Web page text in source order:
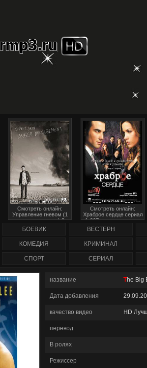
название The
Дата добавления
качество видео HD
перевод
В ролях
Режиссер
БОЕВИК ВЕСТЕРН
КОМЕДИЯ КРИМИНАЛ
СПОРТ СЕРИАЛ
Смотреть онлайн:
Управление гневом (1
сезон полностью) 2
сезон (1-47 серия)
сериал смотреть онлайн
Смотреть онлайн:
Храброе сердце сериал
1-207 серия смотреть
онлайн / Corazón valiente